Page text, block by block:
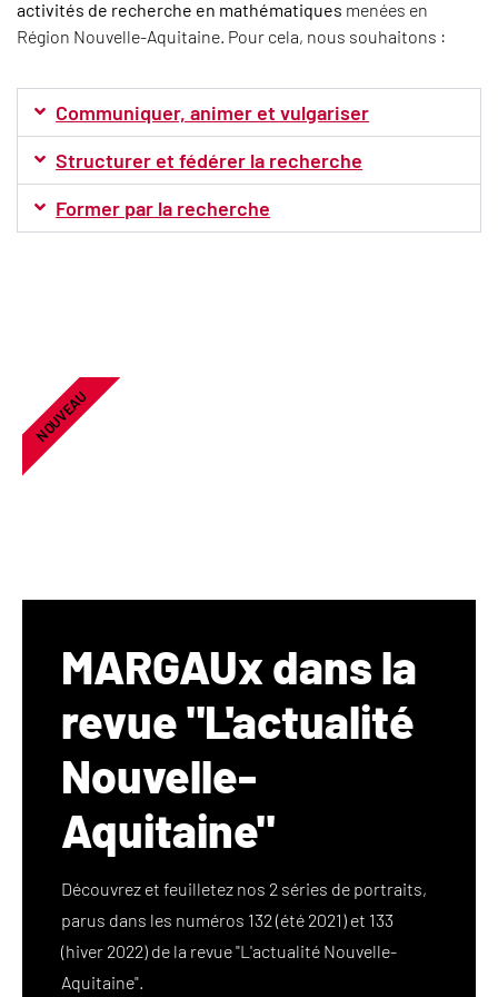
activités de recherche en mathématiques menées en
Région Nouvelle-Aquitaine. Pour cela, nous souhaitons :
Communiquer, animer et vulgariser
Structurer et fédérer la recherche
Former par la recherche
MARGAUx dans la
revue "L'actualité
Nouvelle-
Aquitaine"
Découvrez et feuilletez nos 2 séries de portraits,
parus dans les numéros 132 (été 2021) et 133
(hiver 2022) de la revue "L'actualité Nouvelle-
Aquitaine".
NOUVEAU